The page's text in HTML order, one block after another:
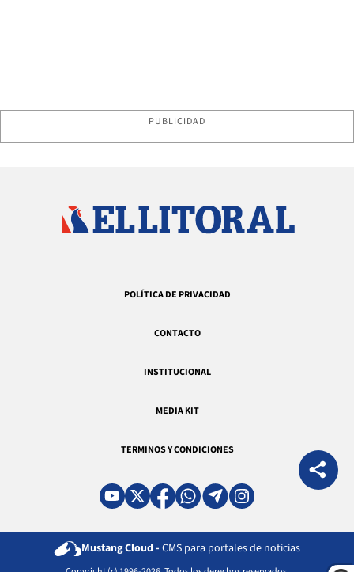
PUBLICIDAD
POLÍTICA DE PRIVACIDAD
CONTACTO
INSTITUCIONAL
MEDIA KIT
TERMINOS Y CONDICIONES
Mustang Cloud - CMS para portales de noticias